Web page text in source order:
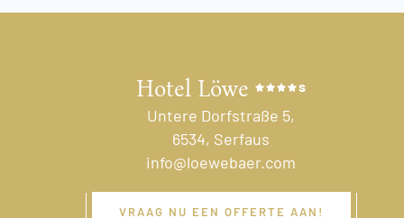
Hotel Löwe s
Untere Dorfstraße 5,
6534, Serfaus
info@loewebaer.com
VRAAG NU EEN OFFERTE AAN!